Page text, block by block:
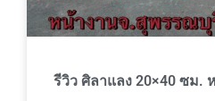
รีวิว ศิลาแลง 20×40 ซม.